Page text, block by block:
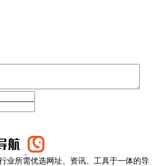
业所需优选网址、资讯、工具于一体的导